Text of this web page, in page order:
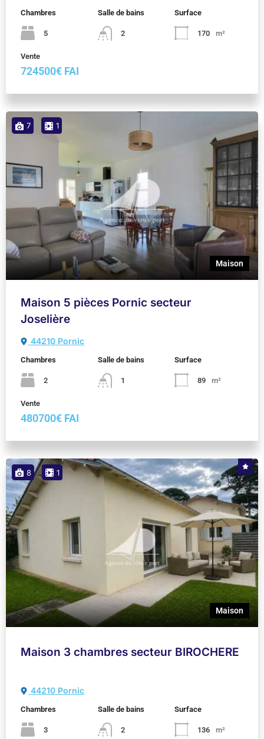
Chambres
5
Salle de bains
2
Surface
170 m²
Vente
724500€ FAI
7 1
Maison
Maison 5 pièces Pornic secteur
Joselière
44210 Pornic
Chambres
2
Salle de bains
1
Surface
89 m²
Vente
480700€ FAI
8 1
Maison
Maison 3 chambres secteur BIROCHERE
44210 Pornic
Chambres
3
Salle de bains
2
Surface
136 m²